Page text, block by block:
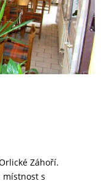
Záhoří.
místnost s